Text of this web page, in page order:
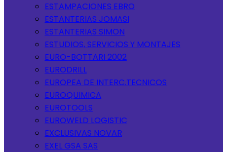
ESTAMPACIONES EBRO
ESTANTERIAS JOMASI
ESTANTERIAS SIMON
ESTUDIOS, SERVICIOS Y MONTAJES
EURO-BOTTARI 2002
EURODRILL
EUROPEA DE INTERC.TECNICOS
EUROQUIMICA
EUROTOOLS
EUROWELD LOGISTIC
EXCLUSIVAS NOVAR
EXEL GSA SAS